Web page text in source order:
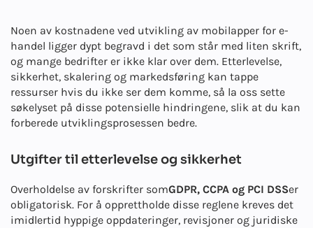
Noen av kostnadene ved utvikling av mobilapper for e-
handel ligger dypt begravd i det som står med liten skrift,
og mange bedrifter er ikke klar over dem. Etterlevelse,
sikkerhet, skalering og markedsføring kan tappe
ressurser hvis du ikke ser dem komme, så la oss sette
søkelyset på disse potensielle hindringene, slik at du kan
forberede utviklingsprosessen bedre.
Utgifter til etterlevelse og sikkerhet
Overholdelse av forskrifter somGDPR, CCPA og PCI DSSer
obligatorisk. For å opprettholde disse reglene kreves det
imidlertid hyppige oppdateringer, revisjoner og juridiske